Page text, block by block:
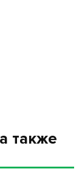
также